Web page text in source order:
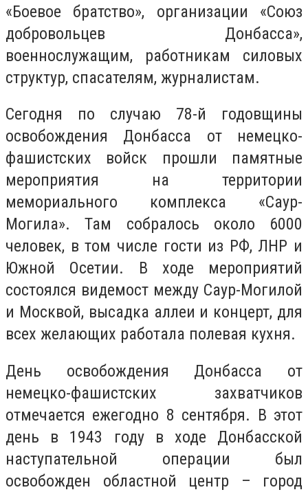
«Боевое братство», организации «Союз
добровольцев Донбасса»,
военнослужащим, работникам силовых
структур, спасателям, журналистам.
Сегодня по случаю 78-й годовщины
освобождения Донбасса от немецко-
фашистских войск прошли памятные
мероприятия на территории
мемориального комплекса «Саур-
Могила». Там собралось около 6000
человек, в том числе гости из РФ, ЛНР и
Южной Осетии. В ходе мероприятий
состоялся видемост между Саур-Могилой
и Москвой, высадка аллеи и концерт, для
всех желающих работала полевая кухня.
День освобождения Донбасса от
немецко-фашистских захватчиков
отмечается ежегодно 8 сентября. В этот
день в 1943 году в ходе Донбасской
наступательной операции был
освобожден областной центр – город